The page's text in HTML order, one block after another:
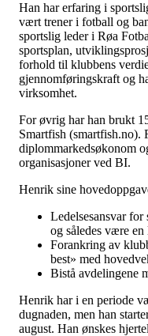
Han har erfaring i
vært trener i fotball og
sportslig leder i Røa
sportsplan,
forhold til klubbens
gjennomføringskraft og
virksomhet.
For øvrig har han brukt
Smartfish (smartfish.no).
diplommarkedsøkonom
organisasjoner ved BI.
Henrik sine
Ledelsesansvar
og således være
Forankring av
best» med
Bistå avdelingene
Henrik har i en periode
dugnaden, men han
august. Han ønskes